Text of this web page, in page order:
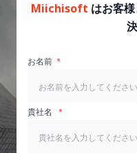
Miichisoft はお客
お名前
貴社名